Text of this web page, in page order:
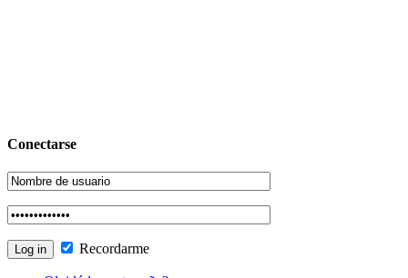
Conectarse
Recordarme